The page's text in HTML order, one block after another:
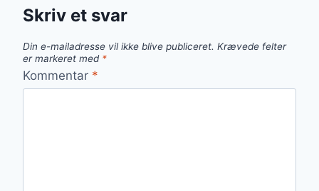
Skriv et svar
Din e-mailadresse vil ikke blive publiceret. Krævede felter
er markeret med *
Kommentar *